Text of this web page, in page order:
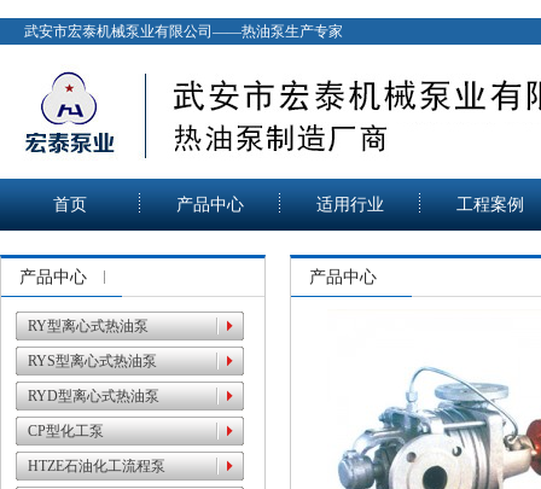
武安市宏泰机械泵业有限公司——热油泵生产专家
首页 产品中心 适用行业 工程案例
产品中心
RY型离心式热油泵
RYS型离心式热油泵
RYD型离心式热油泵
CP型化工泵
HTZE石油化工流程泵
产品中心